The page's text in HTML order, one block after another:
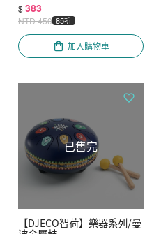
$383
NTD450 85折
加入購物車
已售完
【DJECO智荷】樂器系列/曼